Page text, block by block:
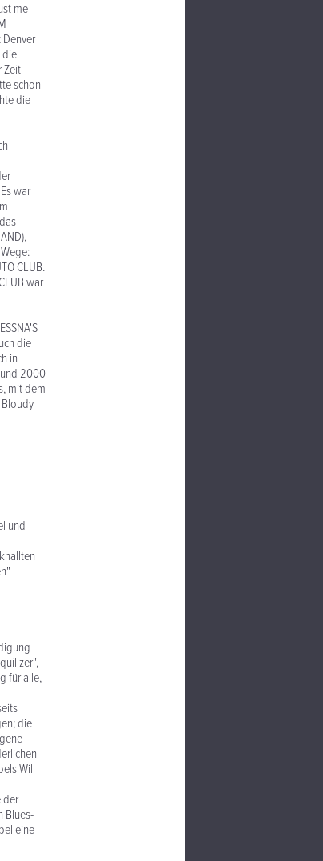
me
die
Zeit
schon
die
war
CLUB.
war
die
in
2000
mit dem
und
für alle,
die
Will
der
Blues-
eine